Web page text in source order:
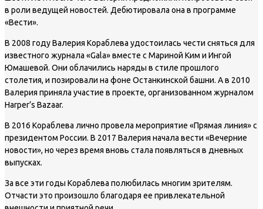
в роли ведущей новостей. Дебютировала она в программе
«Вести».
В 2008 году Валерия Кораблева удостоилась чести сняться для
известного журнала «Gala» вместе с Мариной Ким и Ингой
Юмашевой. Они облачились наряды в стиле прошлого
столетия, и позировали на фоне Останкинской башни. А в 2010
Валерия приняла участие в проекте, организованном журналом
Harper’s Bazaar.
В 2016 Кораблева лично провела мероприятие «Прямая линия» с
президентом России. В 2017 Валерия начала вести «Вечерние
новости», но через время вновь стала появляться в дневных
выпусках.
За все эти годы Кораблева полюбилась многим зрителям.
Отчасти это произошло благодаря ее привлекательной